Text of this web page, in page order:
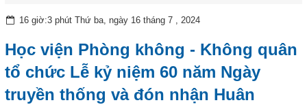
16 giờ:3 phút Thứ ba, ngày 16 tháng 7 , 2024
Học viện Phòng không - Không quân
tổ chức Lễ kỷ niệm 60 năm Ngày
truyền thống và đón nhận Huân